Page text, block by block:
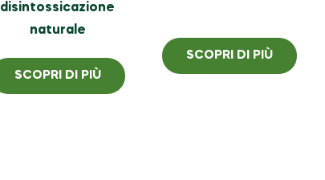
disintossicazione
naturale
SCOPRI DI PIÙ
SCOPRI DI PIÙ